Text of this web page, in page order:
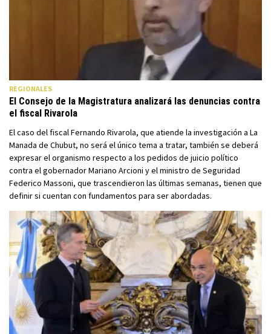
REGIONALES
El Consejo de la Magistratura analizará las denuncias contra
el fiscal Rivarola
El caso del fiscal Fernando Rivarola, que atiende la investigación a La
Manada de Chubut, no será el único tema a tratar, también se deberá
expresar el organismo respecto a los pedidos de juicio político
contra el gobernador Mariano Arcioni y el ministro de Seguridad
Federico Massoni, que trascendieron las últimas semanas, tienen que
definir si cuentan con fundamentos para ser abordadas.